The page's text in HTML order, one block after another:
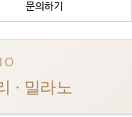
문의하기
· 밀라노